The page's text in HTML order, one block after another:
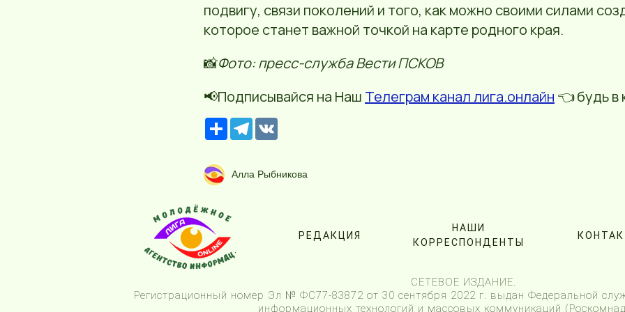
подвигу, связи поколений и того, как можно своими силами
которое станет важной точкой на карте родного края.
📸Фото: пресс-служба Вести ПСКОВ
📢Подписывайся на Наш Телеграм канал лига.онлайн 👈 будь в
Р
е
с
р
с
T
e
l
g
r
Алла Рыбникова
НАШИ
КОРРЕСПОНДЕНТЫ
РЕДАКЦИЯ
СЕТЕВОЕ ИЗДАНИЕ.
Регистрационный номер Эл № ФС77-83872 от 30 сентября 2022 г. выдан Федеральной
информационных технологий и массовых коммуникаций